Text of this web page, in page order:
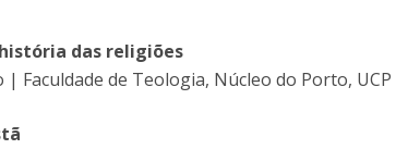
das religiões
| Faculdade de Teologia, Núcleo do Porto, UCP